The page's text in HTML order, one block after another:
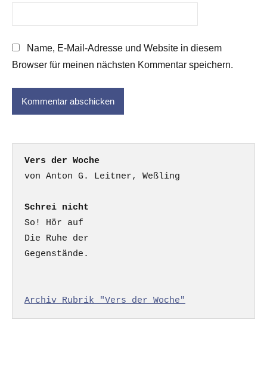
Name, E-Mail-Adresse und Website in diesem
Browser für meinen nächsten Kommentar speichern.
Vers der Woche
Schrei nicht
So! Hör auf
Die Ruhe der
Gegenstände.
Archiv Rubrik "Vers der Woche"